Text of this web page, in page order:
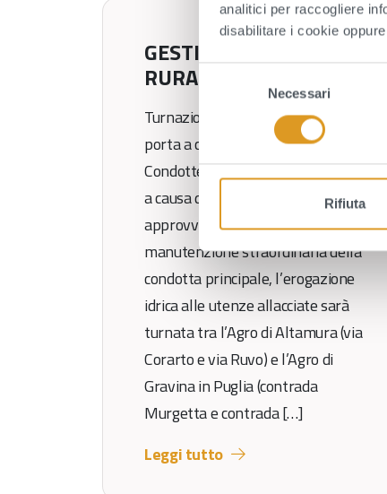
analitici per raccogliere
disabilitare i cookie
l
i
o
e
e
l
c
s
e
s
Necessari
Rifiuta
GESTIONE ACQUEDOTTI
RURALI ZONA NORD
Turnazione erogazione idrica. Si
porta a conoscenza gli Utenti, delle
Condotte ND 16 e Diramazioni che,
a causa di riduzione fonti di
approvvigionamento e
manutenzione straordinaria della
condotta principale, l’erogazione
idrica alle utenze allacciate sarà
turnata tra l’Agro di Altamura (via
Corarto e via Ruvo) e l’Agro di
Gravina in Puglia (contrada
Murgetta e contrada […]
Leggi tutto